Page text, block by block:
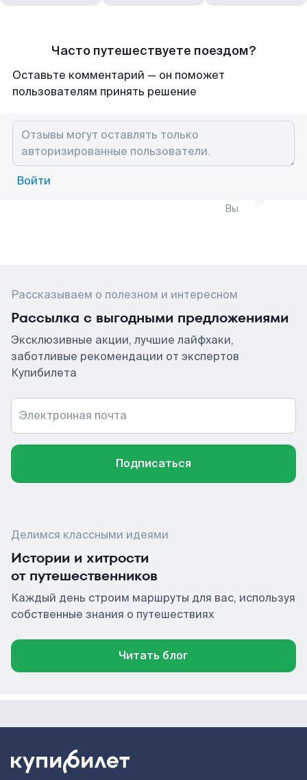
Часто путешествуете поездом?
Оставьте комментарий — он поможет
пользователям принять решение
Войти
Вы
Рассказываем о полезном и интересном
Рассылка с выгодными предложениями
Эксклюзивные акции, лучшие лайфхаки,
заботливые рекомендации от экспертов
Купибилета
Электронная почта
Подписаться
Делимся классными идеями
Истории и хитрости
от путешественников
Каждый день строим маршруты для вас, используя
собственные знания о путешествиях
Читать блог